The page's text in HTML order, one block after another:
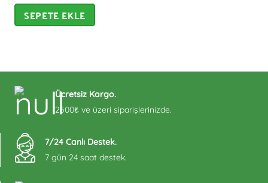
SEPETE EKLE
Ücretsiz Kargo.
2500₺ ve üzeri siparişlerinizde.
7/24 Canlı Destek.
7 gün 24 saat destek.